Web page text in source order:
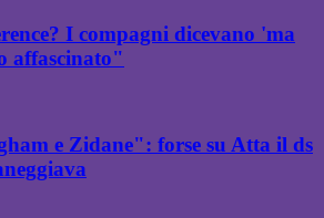
I compagni dicevano 'ma
affascinato"
e Zidane": forse su Atta il ds